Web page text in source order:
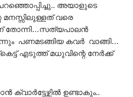
അയാളുടെ
വരെ
തോന്നി…സത്യപാലൻ
പണമടങ്ങിയ കവർ വാങ്ങി…
എടുത്ത് മധുവിന്റെ നേർക്ക്
ഉണ്ടാകും..